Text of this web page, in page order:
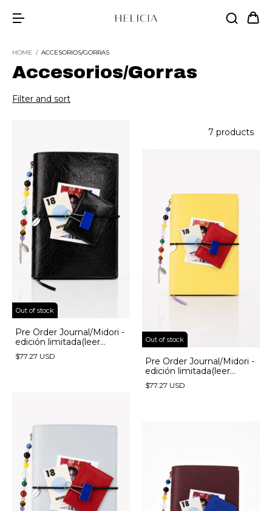
HOME / ACCESORIOS/GORRAS
Accesorios/Gorras
Filter and sort
7 products
Out of stock
Pre Order Journal/Midori -
edición limitada(leer
descripción) - (copia) -
(copia) - (copia) - (copia) -
$77.27 USD
Out of stock
Pre Order Journal/Midori -
edición limitada(leer
descripción) - (copia) -
(copia) - (copia) - (copia) -
$77.27 USD